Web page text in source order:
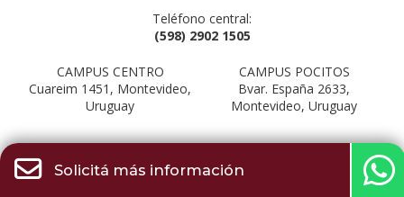
Solicitá más información
Teléfono central:
(598) 2902 1505
CAMPUS CENTRO
Cuareim 1451, Montevideo,
Uruguay
CAMPUS POCITOS
Bvar. España 2633,
Montevideo, Uruguay